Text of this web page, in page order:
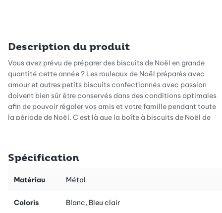
Description du produit
Vous avez prévu de préparer des biscuits de Noël en grande
quantité cette année ? Les rouleaux de Noël préparés avec
amour et autres petits biscuits confectionnés avec passion
doivent bien sûr être conservés dans des conditions optimales
afin de pouvoir régaler vos amis et votre famille pendant toute
la période de Noël. C'est là que la boîte à biscuits de Noël de
supérieure peut contenir bien plus que de simples rouleaux de
diviser le contenu en plusieurs sections et ainsi de conserver
contact. Il vous suffit de refermer le couvercle pour conserver
Spécification
Matériau Métal
Coloris Blanc, Bleu clair